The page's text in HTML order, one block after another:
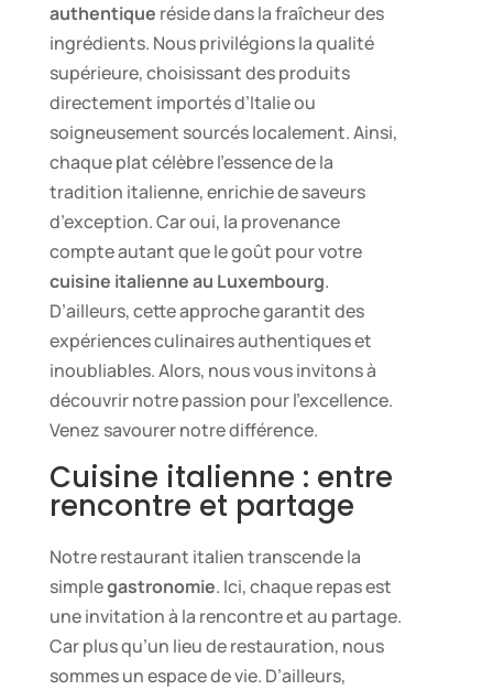
authentique réside dans la fraîcheur des
ingrédients. Nous privilégions la qualité
supérieure, choisissant des produits
directement importés d’Italie ou
soigneusement sourcés localement. Ainsi,
chaque plat célèbre l’essence de la
tradition italienne, enrichie de saveurs
d’exception. Car oui, la provenance
compte autant que le goût pour votre
cuisine italienne au Luxembourg.
D’ailleurs, cette approche garantit des
expériences culinaires authentiques et
inoubliables. Alors, nous vous invitons à
découvrir notre passion pour l’excellence.
Venez savourer notre différence.
Cuisine italienne : entre
rencontre et partage
Notre restaurant italien transcende la
simplegastronomie. Ici, chaque repas est
une invitation à la rencontre et au partage.
Car plus qu’un lieu de restauration, nous
sommes un espace de vie. D’ailleurs,